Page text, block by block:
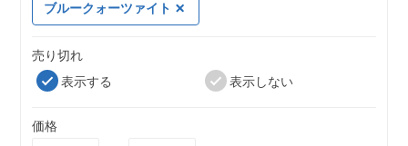
ブルークォーツァイト
売り切れ
表示する
表示しない
価格